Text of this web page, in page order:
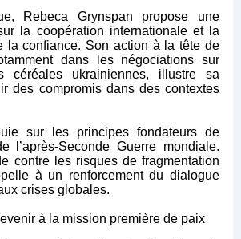
Rebeca Grynspan propose une
la coopération internationale et la
la confiance. Son action à la tête de
dans les négociations sur
céréales ukrainiennes, illustre sa
des compromis dans des contextes
sur les principes fondateurs de
l’après-Seconde Guerre mondiale.
contre les risques de fragmentation
à un renforcement du dialogue
crises globales.
à la mission première de paix